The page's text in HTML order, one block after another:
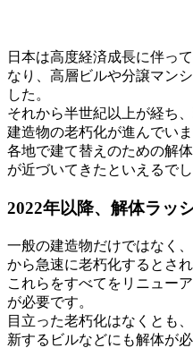
日本は高度経済成長に伴っ
なり、高層ビルや分譲マン
した。
それから半世紀以上が経ち
建造物の老朽化が進んでいま
各地で建て替えのための解
が近づいてきたといえるでし
2022年以降、解体ラッ
一般の建造物だけではなく
から急速に老朽化するとされ
これらをすべてをリニュー
が必要です。
目立った老朽化はなくとも
新するビルなどにも解体が必